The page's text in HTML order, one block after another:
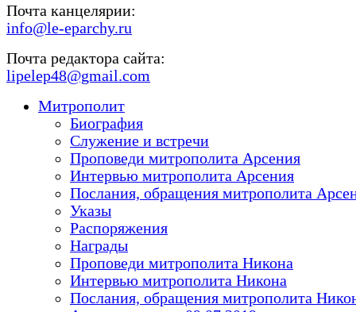
Почта канцелярии:
info@le-eparchy.ru
Почта редактора сайта:
lipelep48@gmail.com
Митрополит
Биография
Служение и встречи
Проповеди митрополита Арсения
Интервью митрополита Арсения
Послания, обращения митрополита
Указы
Распоряжения
Награды
Проповеди митрополита Никона
Интервью митрополита Никона
Послания, обращения митрополита